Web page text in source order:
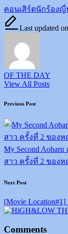
Tags:
คอนเสิร์ตนักร้องญี่
Last updated
OF THE DAY
View All Posts
Post
navigation
Previous Post
My Second
สาว ครั้งที่ 2 ของห
Next Post
[Movie
Comments